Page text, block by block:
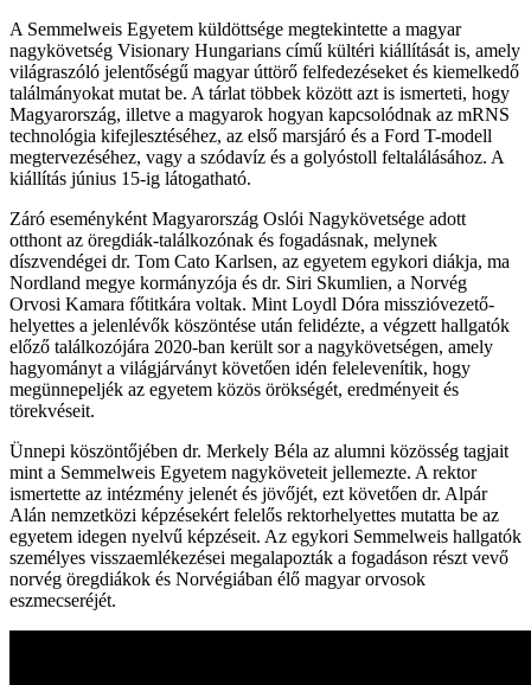
A Semmelweis Egyetem küldöttsége megtekintette a magyar
nagykövetség Visionary Hungarians című kültéri kiállítását is, amely
világraszóló jelentőségű magyar úttörő felfedezéseket és kiemelkedő
találmányokat mutat be. A tárlat többek között azt is ismerteti, hogy
Magyarország, illetve a magyarok hogyan kapcsolódnak az mRNS
technológia kifejlesztéséhez, az első marsjáró és a Ford T-modell
megtervezéséhez, vagy a szódavíz és a golyóstoll feltalálásához. A
kiállítás június 15-ig látogatható.
Záró eseményként Magyarország Oslói Nagykövetsége adott
otthont az öregdiák-találkozónak és fogadásnak, melynek
díszvendégei dr. Tom Cato Karlsen, az egyetem egykori diákja, ma
Nordland megye kormányzója és dr. Siri Skumlien, a Norvég
Orvosi Kamara főtitkára voltak. Mint Loydl Dóra misszióvezető-
helyettes a jelenlévők köszöntése után felidézte, a végzett hallgatók
előző találkozójára 2020-ban került sor a nagykövetségen, amely
hagyományt a világjárványt követően idén felelevenítik, hogy
megünnepeljék az egyetem közös örökségét, eredményeit és
törekvéseit.
Ünnepi köszöntőjében dr. Merkely Béla az alumni közösség tagjait
mint a Semmelweis Egyetem nagyköveteit jellemezte. A rektor
ismertette az intézmény jelenét és jövőjét, ezt követően dr. Alpár
Alán nemzetközi képzésekért felelős rektorhelyettes mutatta be az
egyetem idegen nyelvű képzéseit. Az egykori Semmelweis hallgatók
személyes visszaemlékezései megalapozták a fogadáson részt vevő
norvég öregdiákok és Norvégiában élő magyar orvosok
eszmecseréjét.